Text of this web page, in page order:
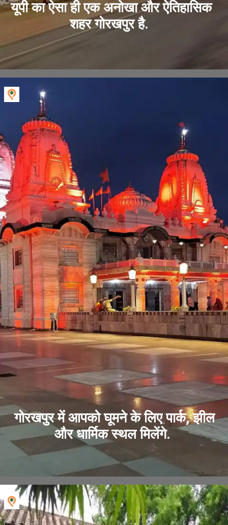
यूपी का ऐसा ही एक अनोखा और ऐतिहासिक
शहर गोरखपुर है.
गोरखपुर में आपको घूमने के लिए पार्क, झील
और धार्मिक स्थल मिलेंगे.